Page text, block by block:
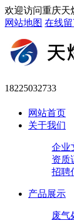
欢迎访问重庆天
网站地图 在线
18225032733
网站首页
关于我们
企业
资质
招聘
产品展示
废气